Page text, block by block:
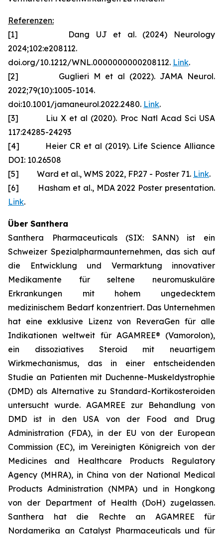
Referenzen:
[1] Dang UJ et al. (2024) Neurology
2024;102:e208112.
doi.org/10.1212/WNL.0000000000208112. Link.
[2] Guglieri M et al (2022). JAMA Neurol.
2022;79(10):1005-1014.
doi:10.1001/jamaneurol.2022.2480. Link.
[3] Liu X et al (2020). Proc Natl Acad Sci USA
117:24285-24293
[4] Heier CR et al (2019). Life Science Alliance
DOI: 10.26508
[5] Ward et al., WMS 2022, FP.27 - Poster 71. Link.
[6] Hasham et al., MDA 2022 Poster presentation.
Link.
Über Santhera
Santhera Pharmaceuticals (SIX: SANN) ist ein
Schweizer Spezialpharmaunternehmen, das sich auf
die Entwicklung und Vermarktung innovativer
Medikamente für seltene neuromuskuläre
Erkrankungen mit hohem ungedecktem
medizinischem Bedarf konzentriert. Das Unternehmen
hat eine exklusive Lizenz von ReveraGen für alle
Indikationen weltweit für AGAMREE® (Vamorolon),
ein dissoziatives Steroid mit neuartigem
Wirkmechanismus, das in einer entscheidenden
Studie an Patienten mit Duchenne-Muskeldystrophie
(DMD) als Alternative zu Standard-Kortikosteroiden
untersucht wurde. AGAMREE zur Behandlung von
DMD ist in den USA von der Food and Drug
Administration (FDA), in der EU von der European
Commission (EC), im Vereinigten Königreich von der
Medicines and Healthcare Products Regulatory
Agency (MHRA), in China von der National Medical
Products Administration (NMPA) und in Hongkong
von der Department of Health (DoH) zugelassen.
Santhera hat die Rechte an AGAMREE für
Nordamerika an Catalyst Pharmaceuticals und für